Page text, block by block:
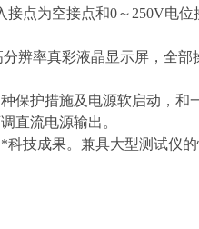
点为空接点和0～250V电
辨率真彩液晶显示屏，全
保护措施及电源软启动，和
直流电源输出。
技成果。兼具大型测试仪